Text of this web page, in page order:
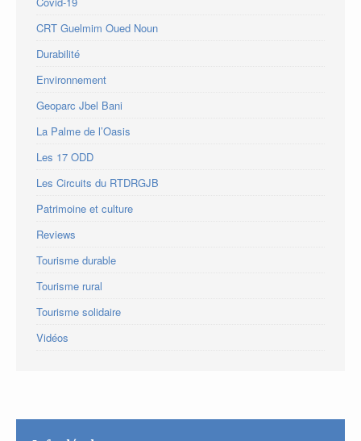
CRT Guelmim Oued Noun
Durabilité
Environnement
Geoparc Jbel Bani
La Palme de l’Oasis
Les 17 ODD
Les Circuits du RTDRGJB
Patrimoine et culture
Reviews
Tourisme durable
Tourisme rural
Tourisme solidaire
Vidéos